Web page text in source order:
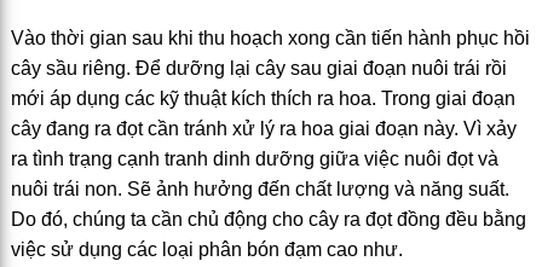
Vào thời gian sau khi thu hoạch xong cần tiến hành phục hồi
cây sầu riêng. Để dưỡng lại cây sau giai đoạn nuôi trái rồi
mới áp dụng các kỹ thuật kích thích ra hoa. Trong giai đoạn
cây đang ra đọt cần tránh xử lý ra hoa giai đoạn này. Vì xảy
ra tình trạng cạnh tranh dinh dưỡng giữa việc nuôi đọt và
nuôi trái non. Sẽ ảnh hưởng đến chất lượng và năng suất.
Do đó, chúng ta cần chủ động cho cây ra đọt đồng đều bằng
việc sử dụng các loại phân bón đạm cao như.